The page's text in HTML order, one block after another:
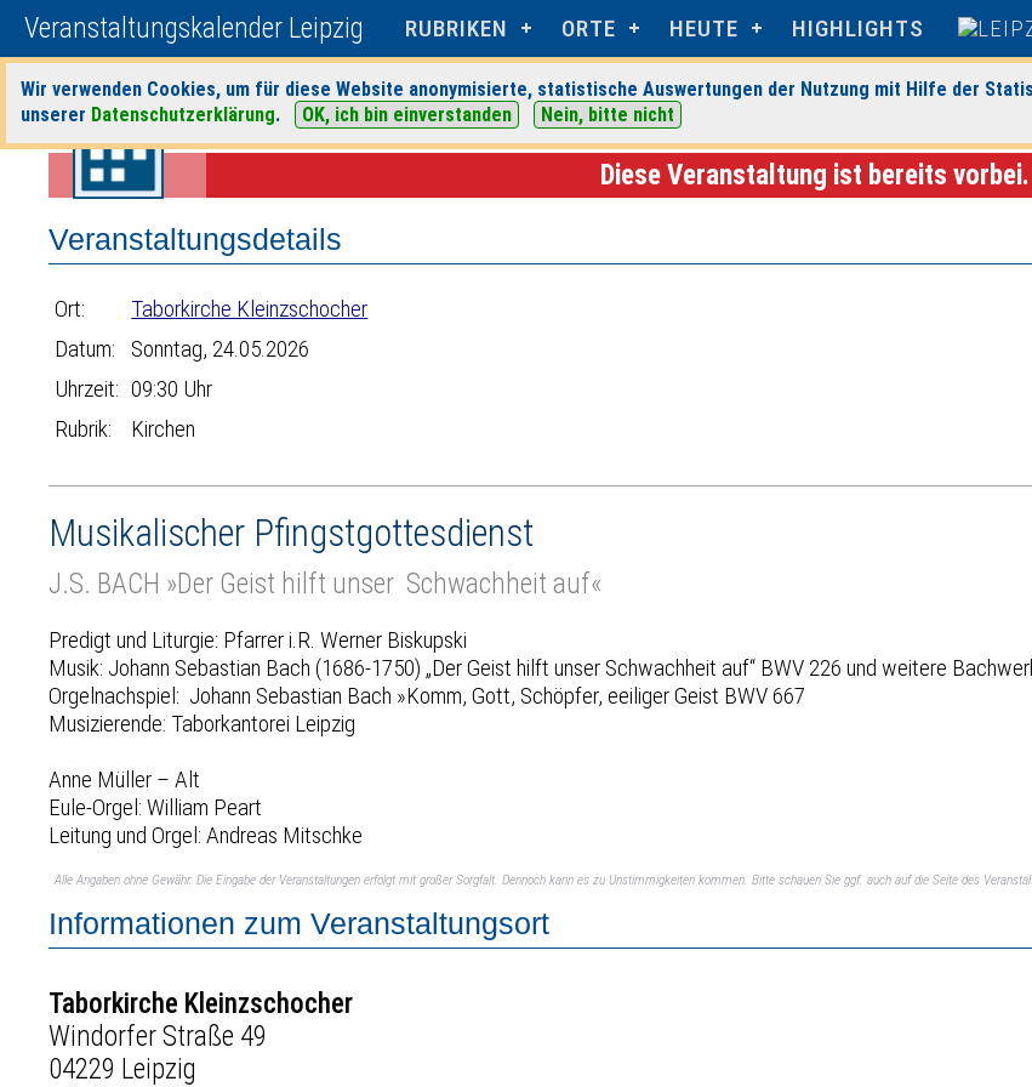
Veranstaltungskalender Leipzig RUBRIKEN ORTE HEUTE HIGHLIGHTS
Wir verwenden Cookies, um für diese Website anonymisierte, statistische Auswertungen der Nutzung mit Hilfe der
unserer Datenschutzerklärung. OK, ich bin einverstanden Nein, bitte nicht
Startseite>Veranstaltungen>Suche> Kirchen >Taborkirche Kleinzschocher> Veranstaltungsdetails
Diese Veranstaltung ist bereits vorbei.
Veranstaltungsdetails
Ort:
Taborkirche Kleinzschocher
Datum:
Sonntag, 24.05.2026
Uhrzeit: 09:30 Uhr
Rubrik:
Kirchen
Musikalischer Pfingstgottesdienst
J.S. BACH »Der Geist hilft unser Schwachheit auf«
Predigt und Liturgie: Pfarrer i.R. Werner Biskupski
Musik: Johann Sebastian Bach (1686-1750) „Der Geist hilft unser Schwachheit auf“ BWV 226 und weitere
Orgelnachspiel: Johann Sebastian Bach »Komm, Gott, Schöpfer, eeiliger Geist BWV 667
Musizierende: Taborkantorei Leipzig
Anne Müller – Alt
Eule-Orgel: William Peart
Leitung und Orgel: Andreas Mitschke
Alle Angaben ohne Gewähr. Die Eingabe der Veranstaltungen erfolgt mit großer Sorgfalt. Dennoch kann es zu Unstimmigkeiten kommen. Bitte schauen Sie ggf. auch auf die Seite des
Informationen zum Veranstaltungsort
Taborkirche Kleinzschocher
Windorfer Straße 49
04229 Leipzig